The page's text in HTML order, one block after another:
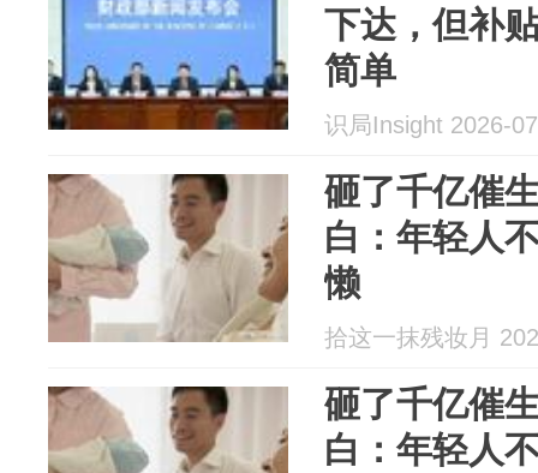
下达，但补
简单
识局Insight 2026-
砸了千亿催
白：年轻人
懒
拾这一抹残妆月
砸了千亿催
白：年轻人